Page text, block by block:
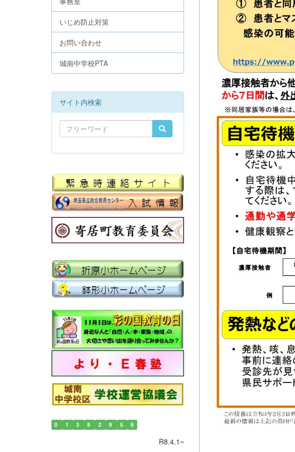
いじめ防止対策
お問い合わせ
城南中学校PTA
サイト内検索
0 1 3 8 2 9 5 9
R8.4.1~